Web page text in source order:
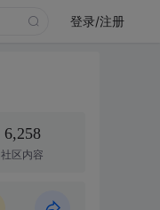
登录/注册
6,258
社区内容